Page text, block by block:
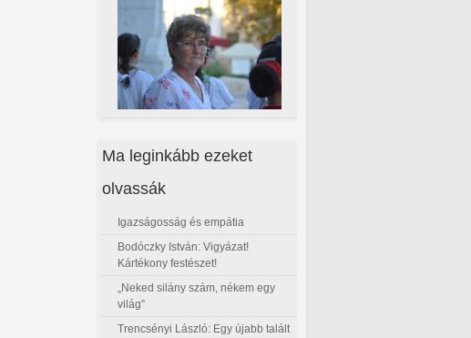
Ma leginkább ezeket
olvassák
Igazságosság és empátia
Bodóczky István: Vigyázat!
Kártékony festészet!
„Neked silány szám, nékem egy
világ”
Trencsényi László: Egy újabb talált